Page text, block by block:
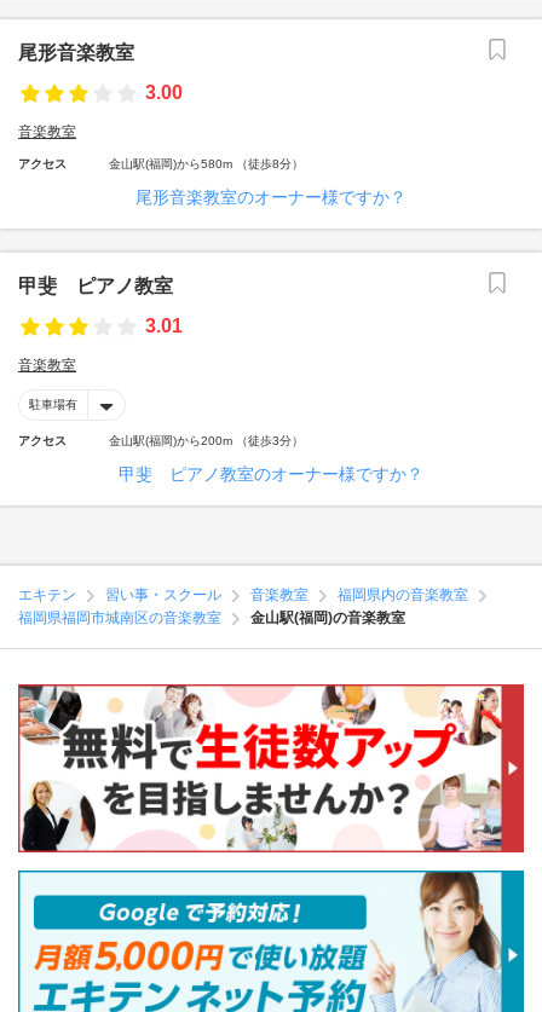
尾形音楽教室
3.00
音楽教室
アクセス 金山駅(福岡)から580m （徒歩8分）
尾形音楽教室のオーナー様ですか？
甲斐 ピアノ教室
3.01
音楽教室
駐車場有
アクセス 金山駅(福岡)から200m （徒歩3分）
甲斐 ピアノ教室のオーナー様ですか？
エキテン 習い事・スクール 音楽教室
福岡県内の音楽教室
福岡県福岡市城南区の音楽教室
金山駅(福岡)の音楽教室